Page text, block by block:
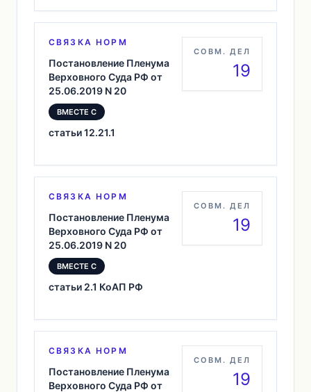
СВЯЗКА НОРМ
Постановление Пленума
Верховного Суда РФ от
25.06.2019 N 20
ВМЕСТЕ С
статьи 12.21.1
СОВМ. ДЕЛ
19
СВЯЗКА НОРМ
Постановление Пленума
Верховного Суда РФ от
25.06.2019 N 20
ВМЕСТЕ С
статьи 2.1 КоАП РФ
СОВМ. ДЕЛ
19
СВЯЗКА НОРМ
Постановление Пленума
Верховного Суда РФ от
СОВМ. ДЕЛ
19